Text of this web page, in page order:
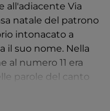
all'adiacente Via
natale del patrono
intonacato a
il suo nome. Nella
al numero 11 era
parole del canto
del Borgo